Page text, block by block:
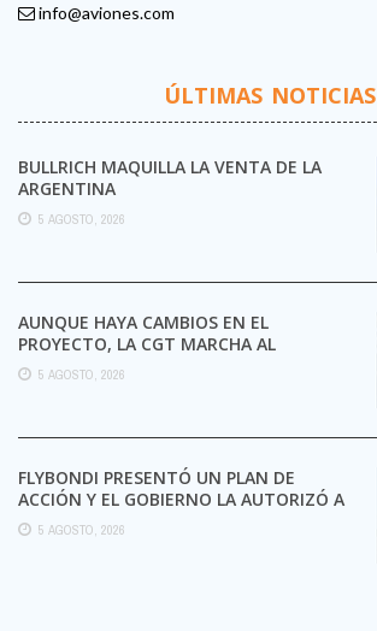
info@aviones.com
ÚLTIMAS NOTICIAS
BULLRICH MAQUILLA LA VENTA DE LA
ARGENTINA
5 AGOSTO, 2026
AUNQUE HAYA CAMBIOS EN EL
PROYECTO, LA CGT MARCHA AL
CONGRESO CONTRA LA LEY DE ...
5 AGOSTO, 2026
FLYBONDI PRESENTÓ UN PLAN DE
ACCIÓN Y EL GOBIERNO LA AUTORIZÓ A
SEGUIR OPERANDO
5 AGOSTO, 2026